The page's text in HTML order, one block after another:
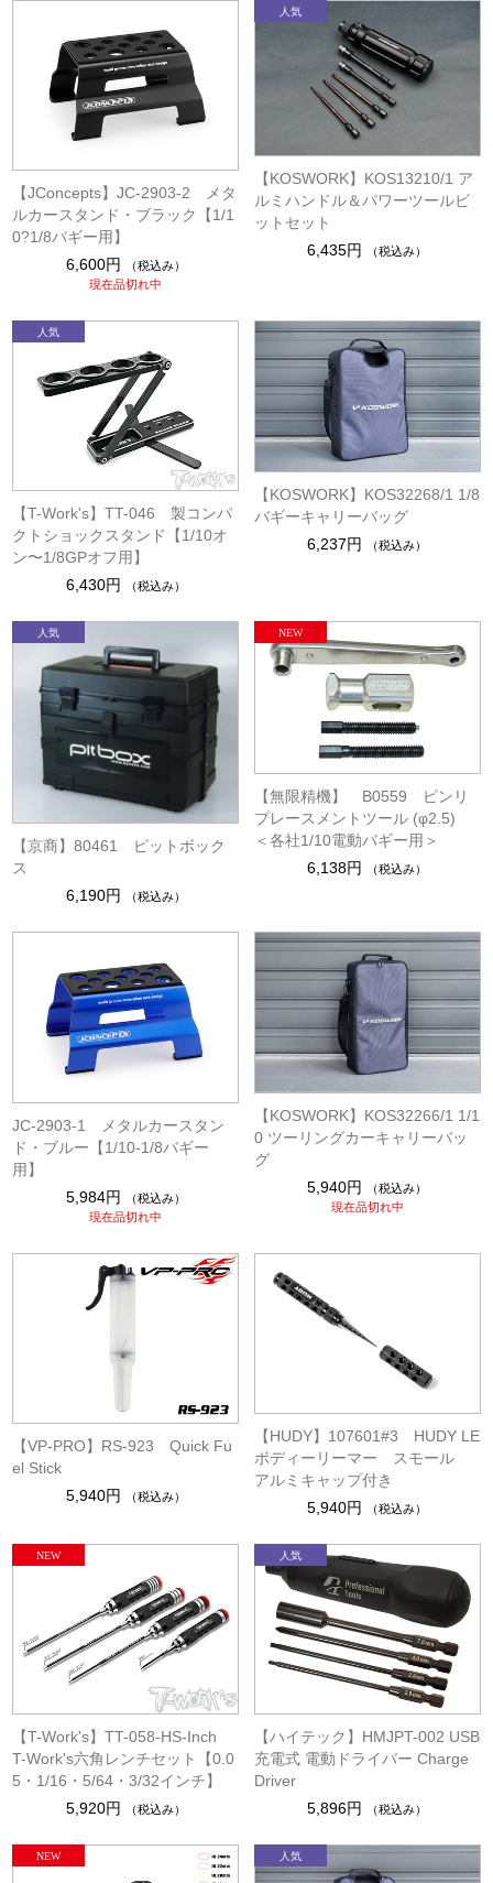
【JConcepts】JC-2903-2 メタ
ルカースタンド・ブラック【1/1
0?1/8バギー用】
6,600円
（税込み）
現在品切れ中
【KOSWORK】KOS13210/1 ア
ルミハンドル＆パワーツールビ
ットセット
6,435円
（税込み）
【T-Work's】TT-046 製コンパ
クトショックスタンド【1/10オ
ン〜1/8GPオフ用】
6,430円
（税込み）
【KOSWORK】KOS32268/1 1/8
バギーキャリーバッグ
6,237円
（税込み）
【京商】80461 ピットボック
ス
6,190円
（税込み）
【無限精機】 B0559 ピンリ
プレースメントツール (φ2.5)
＜各社1/10電動バギー用＞
6,138円
（税込み）
JC-2903-1 メタルカースタン
ド・ブルー【1/10-1/8バギー
用】
5,984円
（税込み）
現在品切れ中
【KOSWORK】KOS32266/1 1/1
0 ツーリングカーキャリーバッ
グ
5,940円
（税込み）
現在品切れ中
【VP-PRO】RS-923 Quick Fu
el Stick
5,940円
（税込み）
【HUDY】107601#3 HUDY LE
ボディーリーマー スモール
アルミキャップ付き
5,940円
（税込み）
【T-Work's】TT-058-HS-Inch
T-Work's六角レンチセット【0.0
5・1/16・5/64・3/32インチ】
5,920円
（税込み）
【ハイテック】HMJPT-002 USB
充電式 電動ドライバー Charge
Driver
5,896円
（税込み）